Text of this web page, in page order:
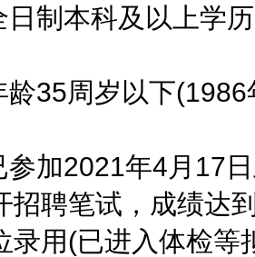
本科及以上学历
周岁以下(1986
2021年4月17日
招聘笔试，成绩达
录用(已进入体检等